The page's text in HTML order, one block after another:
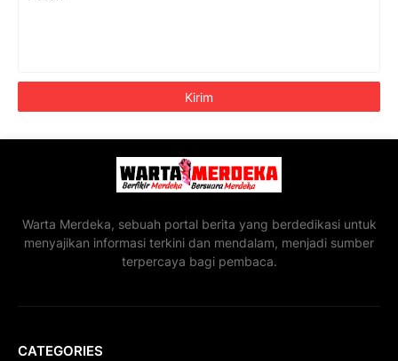
Warta Merdeka, sebuah portal berita yang berdedikasi untuk
menyajikan informasi terkini dan mendalam, menjadi sumber
terpercaya bagi pembaca.
CATEGORIES